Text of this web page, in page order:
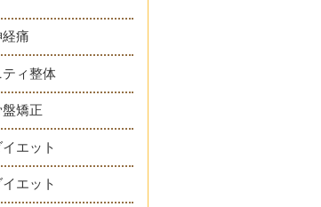
痛
ティ整体
矯正
エット
エット